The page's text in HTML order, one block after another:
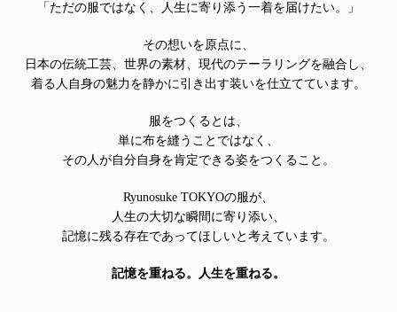
「ただの服ではなく、人生に寄り添う一着を届けたい。」
その想いを原点に、
日本の伝統工芸、世界の素材、現代のテーラリングを融合し、
着る人自身の魅力を静かに引き出す装いを仕立てています。
服をつくるとは、
単に布を縫うことではなく、
その人が自分自身を肯定できる姿をつくること。
Ryunosuke TOKYOの服が、
人生の大切な瞬間に寄り添い、
記憶に残る存在であってほしいと考えています。
記憶を重ねる。人生を重ねる。